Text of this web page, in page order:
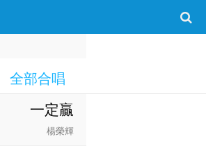
全部合唱
一定贏
楊榮輝